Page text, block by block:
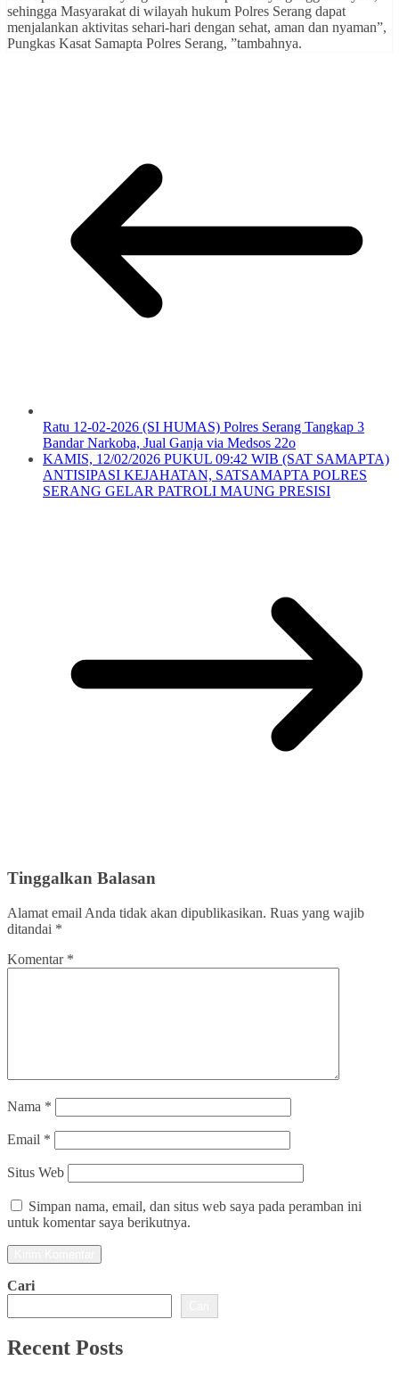
sehingga Masyarakat di wilayah hukum Polres Serang dapat
menjalankan aktivitas sehari-hari dengan sehat, aman dan nyaman”,
Pungkas Kasat Samapta Polres Serang, ”tambahnya.
Ratu 12-02-2026 (SI HUMAS) Polres Serang Tangkap 3
Bandar Narkoba, Jual Ganja via Medsos 22o
KAMIS, 12/02/2026 PUKUL 09:42 WIB (SAT SAMAPTA)
ANTISIPASI KEJAHATAN, SATSAMAPTA POLRES
SERANG GELAR PATROLI MAUNG PRESISI
Tinggalkan Balasan
Alamat email Anda tidak akan dipublikasikan. Ruas yang wajib
ditandai *
Komentar *
Nama *
Email *
Situs Web
Simpan nama, email, dan situs web saya pada peramban ini
untuk komentar saya berikutnya.
Cari
Recent Posts